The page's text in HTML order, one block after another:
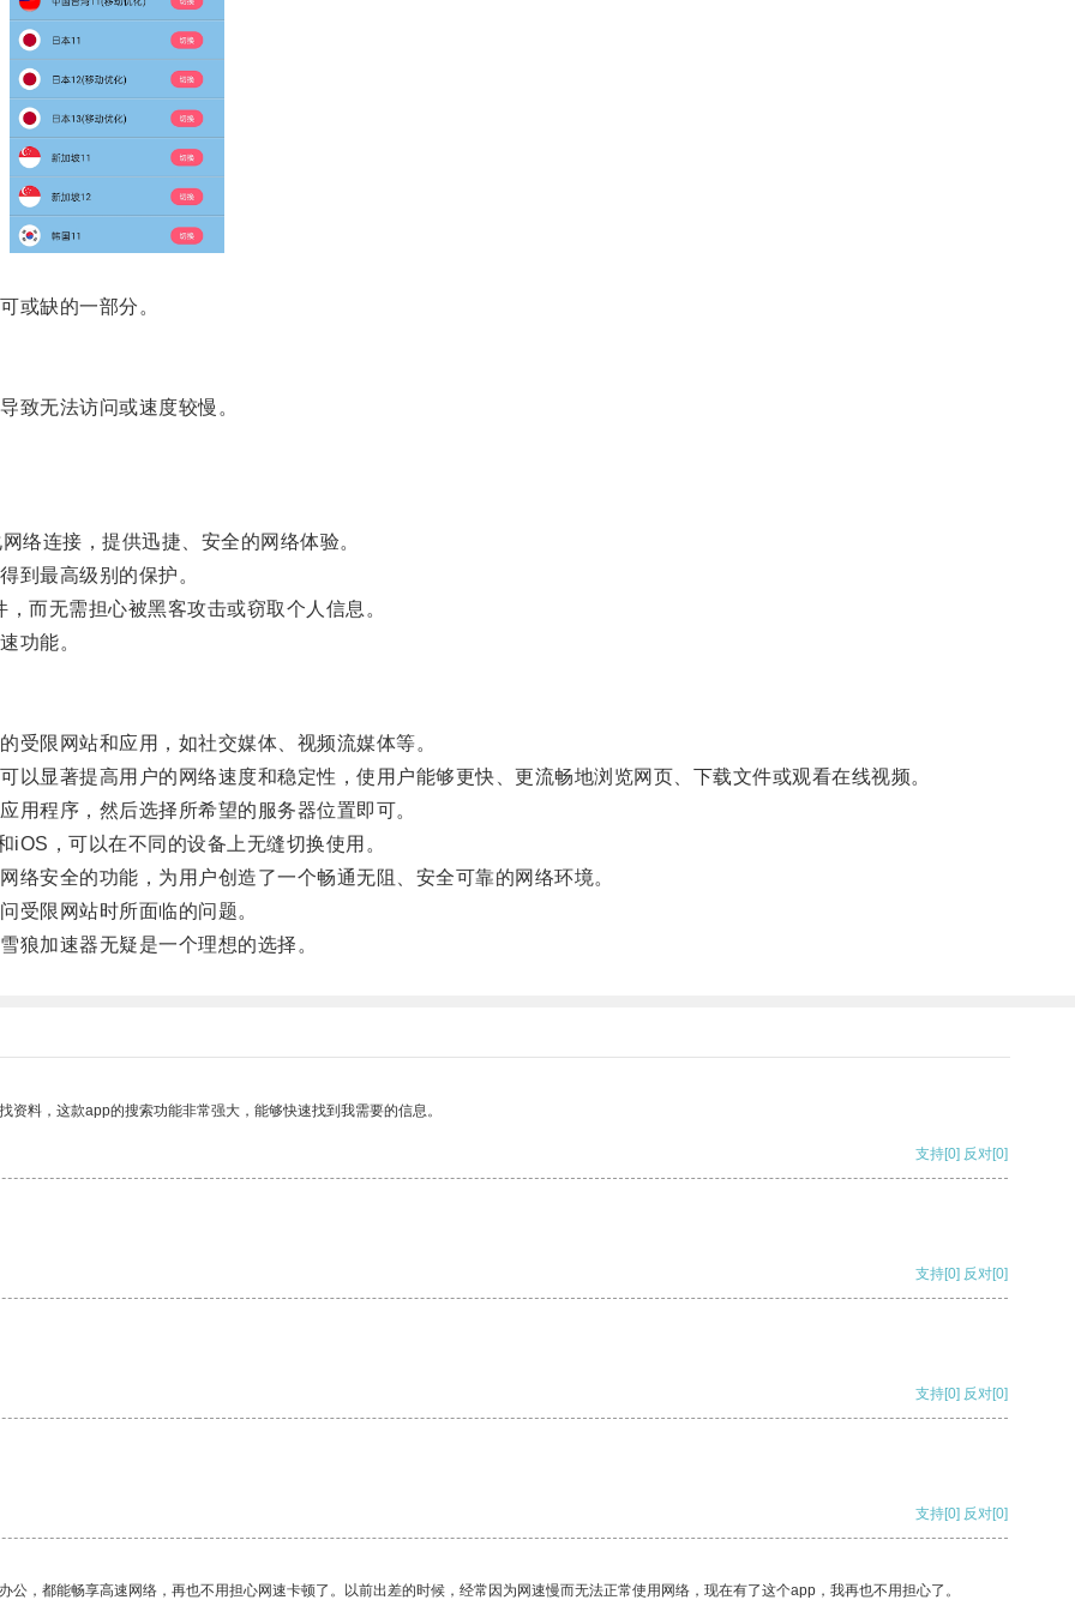
缺的一部分。
无法访问或速度较慢。
连接，提供迅捷、安全的网络体验。
最高级别的保护。
无需担心被黑客攻击或窃取个人信息。
功能。
限网站和应用，如社交媒体、视频流媒体等。
著提高用户的网络速度和稳定性，使用户能够更快、更流畅地浏览网页、下载文件或观看在线视频。
程序，然后选择所希望的服务器位置即可。
，可以在不同的设备上无缝切换使用。
全的功能，为用户创造了一个畅通无阻、安全可靠的网络环境。
限网站时所面临的问题。
加速器无疑是一个理想的选择。
料，这款app的搜索功能非常强大，能够快速找到我需要的信息。
支持[0] 反对[0]
支持[0] 反对[0]
支持[0] 反对[0]
支持[0] 反对[0]
，都能畅享高速网络，再也不用担心网速卡顿了。以前出差的时候，经常因为网速慢而无法正常使用网络，现在有了这个app，我再也不用担心了。